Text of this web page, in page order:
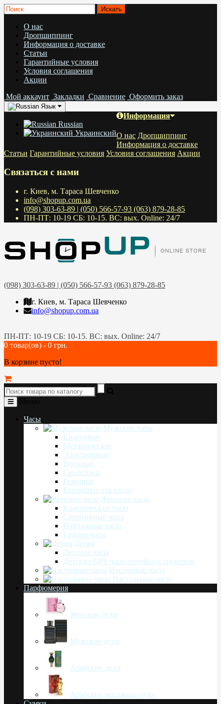
О нас
Дропшиппинг
Информация о доставке
Статьи
Гарантийные условия
Условия соглашения
Акции
Мой аккаунт Закладки Сравнение Оформить заказ
Язык
Russian
Украинский
Информация
О нас Дропшиппинг
Информация о доставке
Статьи Гарантийные условия Условия соглашения Акции
Связаться с нами
г. Киев, м. Тараса Шевченко
info@shopup.com.ua
(098) 303-63-89 | (050) 566-57-93 (063) 879-28-85
ПН-ПТ: 10-19 СБ: 10-15. ВС: вых. Online: 24/7
(098) 303-63-89 | (050) 566-57-93 (063) 879-28-85
г. Киев, м. Тараса Шевченко
info@shopup.com.ua
ПН-ПТ: 10-19 СБ: 10-15. ВС: вых. Online: 24/7
0 товар(ов) - 0 грн.
В корзине пусто!
Часы
Мужские часы
Кварцевые
Механические
Электронные
Военные
Скелетоны
Ремешки
Батарейки для часов
Женские часы
Классические часы
Спортивные часы
Винтажные часы
Fashion часы
Детям
Детские часы
Детские GPS часы-телефон с трекером
Настенные часы
Настольные часы
Парфюмерия
Женские духи
Мужские духи
Арабские духи
Арабские масляные духи